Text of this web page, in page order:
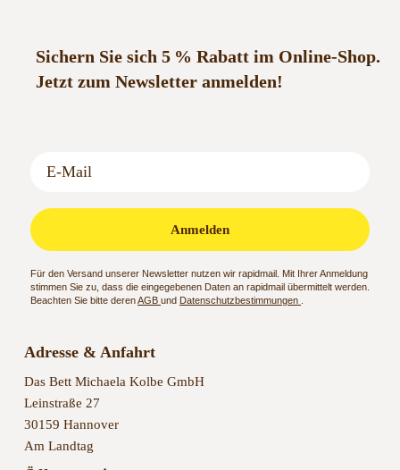
Sichern Sie sich 5 % Rabatt im Online-Shop.
Jetzt zum Newsletter anmelden!
Anmelden
Für den Versand unserer Newsletter nutzen wir rapidmail. Mit Ihrer Anmeldung
stimmen Sie zu, dass die eingegebenen Daten an rapidmail übermittelt werden.
Beachten Sie bitte derenAGBund Datenschutzbestimmungen.
Adresse & Anfahrt
Das Bett Michaela Kolbe GmbH
Leinstraße 27
30159 Hannover
Am Landtag